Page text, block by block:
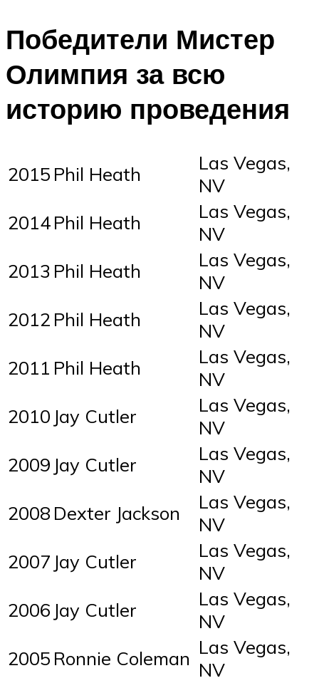
Победители Мистер
Олимпия за всю
историю проведения
2015 Phil Heath
Las Vegas,
NV
2014Phil Heath
Las Vegas,
NV
2013 Phil Heath
Las Vegas,
NV
2012 Phil Heath
Las Vegas,
NV
2011 Phil Heath
Las Vegas,
NV
2010 Jay Cutler
Las Vegas,
NV
2009 Jay Cutler
Las Vegas,
NV
2008 Dexter Jackson
Las Vegas,
NV
2007 Jay Cutler
Las Vegas,
NV
2006 Jay Cutler
Las Vegas,
NV
2005 Ronnie Coleman Las Vegas,
NV